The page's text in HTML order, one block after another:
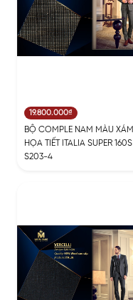
19.800.000₫
BỘ COMPLE NAM MÀU XÁM
HỌA TIẾT ITALIA SUPER 160S
S203-4